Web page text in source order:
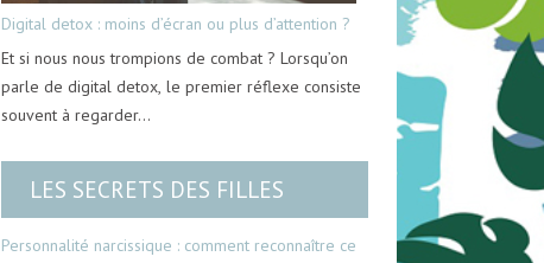
Digital detox : moins d’écran ou plus d’attention ?
Et si nous nous trompions de combat ? Lorsqu’on
parle de digital detox, le premier réflexe consiste
souvent à regarder…
LES SECRETS DES FILLES
Personnalité narcissique : comment reconnaître ce